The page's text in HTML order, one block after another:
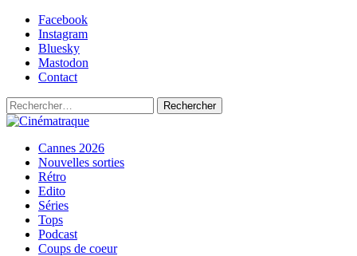
Skip
content
Facebook
Instagram
Bluesky
Mastodon
Contact
Rechercher :
Cinématraque
Si on avait du talent, on ferait des films
Primary
Menu
Cannes 2026
Nouvelles sorties
Rétro
Edito
Séries
Tops
Podcast
Coups de coeur